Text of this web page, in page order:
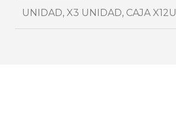
UNIDAD, X3 UNIDAD, CAJA X12U